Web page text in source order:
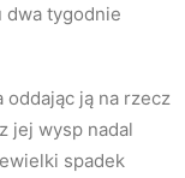
dwa tygodnie
oddając ją na rzecz
jej wysp nadal
spadek